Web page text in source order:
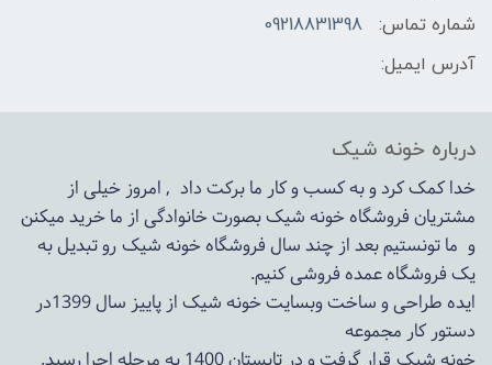
شماره تماس:
09218831398
آدرس ایمیل:
درباره خونه شیک
خدا کمک کرد و به کسب و کار ما برکت داد , امروز خیلی از
مشتریان فروشگاه خونه شیک بصورت خانوادگی از ما خرید میکنن
و ما تونستیم بعد از چند سال فروشگاهخونه شیکرو تبدیل به
یک فروشگاه عمده فروشی کنیم.
ایده طراحی و ساخت وبسایت خونه شیک از پاییز سال 1399در
دستور کار مجموعه